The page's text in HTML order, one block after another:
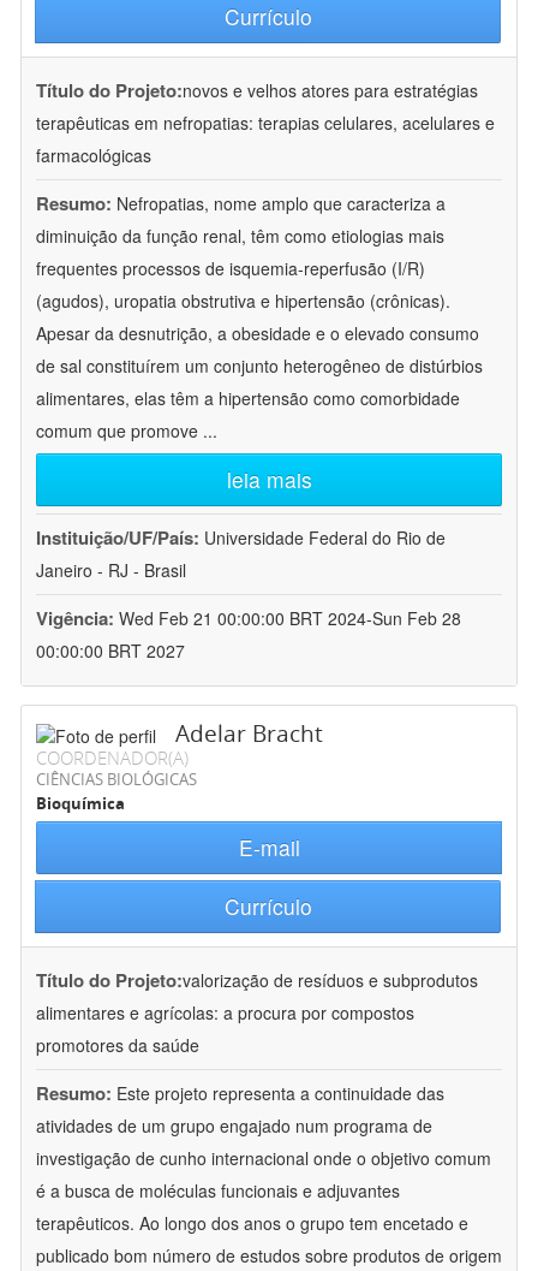
Currículo
Título do Projeto:novos e velhos atores para estratégias
terapêuticas em nefropatias: terapias celulares, acelulares e
farmacológicas
Resumo: Nefropatias, nome amplo que caracteriza a
diminuição da função renal, têm como etiologias mais
frequentes processos de isquemia-reperfusão (I/R)
(agudos), uropatia obstrutiva e hipertensão (crônicas).
Apesar da desnutrição, a obesidade e o elevado consumo
de sal constituírem um conjunto heterogêneo de distúrbios
alimentares, elas têm a hipertensão como comorbidade
comum que promove ...
leia mais
Instituição/UF/País: Universidade Federal do Rio de
Janeiro - RJ - Brasil
Vigência: Wed Feb 21 00:00:00 BRT 2024-Sun Feb 28
00:00:00 BRT 2027
Adelar Bracht
COORDENADOR(A)
CIÊNCIAS BIOLÓGICAS
Bioquímica
E-mail
Currículo
Título do Projeto:valorização de resíduos e subprodutos
alimentares e agrícolas: a procura por compostos
promotores da saúde
Resumo: Este projeto representa a continuidade das
atividades de um grupo engajado num programa de
investigação de cunho internacional onde o objetivo comum
é a busca de moléculas funcionais e adjuvantes
terapêuticos. Ao longo dos anos o grupo tem encetado e
publicado bom número de estudos sobre produtos de origem